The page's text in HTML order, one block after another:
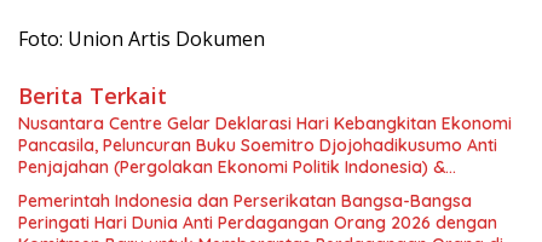
Foto: Union Artis Dokumen
Berita Terkait
Nusantara Centre Gelar Deklarasi Hari Kebangkitan Ekonomi
Pancasila, Peluncuran Buku Soemitro Djojohadikusumo Anti
Penjajahan (Pergolakan Ekonomi Politik Indonesia) &
Simposium Nasional “Urgensi Undang-Undang Perekonomian
Nasional dan Kesejahteraan Sosial dalam Menata Bangsa
Menuju Indonesia Emas 2045”,
Pemerintah Indonesia dan Perserikatan Bangsa-Bangsa
Peringati Hari Dunia Anti Perdagangan Orang 2026 dengan